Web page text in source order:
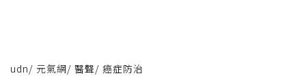
udn/ 元氣網/ 醫聲/ 癌症防治